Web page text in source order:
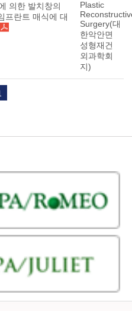
의한 발치창의
프란트 매식에 대
Plastic
Surgery(대
한악안면
성형재건
외과학회
지)